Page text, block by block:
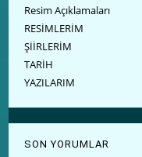
Resim Açıklamaları
RESİMLERİM
ŞİİRLERİM
TARİH
YAZILARIM
SON YORUMLAR